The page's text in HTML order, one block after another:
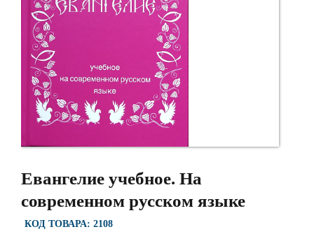
Евангелие учебное. На
современном русском языке
КОД ТОВАРА: 2108